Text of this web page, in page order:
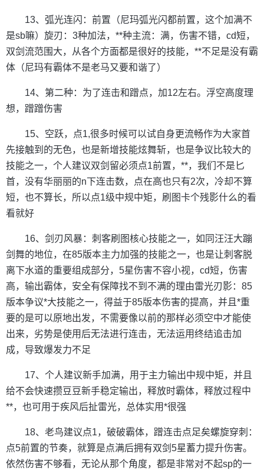
13、弧光连闪：前置（尼玛弧光闪都前置，这个加满不
是sb嘛）旋刃：3种加法，**种主流：满，伤害不错，cd短，
双剑流范围大，从各个方面都是很好的技能，**不足是没有霸
体（尼玛有霸体不是老马又要和谐了）
14、第二种：为了连击和蹭点，加12左右。浮空高度理
想，蹭蹭伤害
15、空跃，点1,很多时候可以试自身更流畅作为大家首
先接触到的无色，也是新增技能炫舞斩，也是争议比较大的
技能之一，个人建议双剑留必须点1前置，**，我们不是匕
首，没有华丽丽的n下连击数，点在高也只有2次，冷却不算
短，也不算长，所以点1级中规中矩，刷图卡个残影什么的看
看就好
16、剑刃风暴：刺客刷图核心技能之一，如同汪汪大蹦
剑舞的地位，在85版本主力加强的技能之一，也是让刺客脱
离下水道的重要组成部分，5星伤害不容小视，cd短，伤害
高，输出霸体，安全有保障找不到不满的理由雷光刃影：85
版本争议*大技能之一，得益于85版本伤害的提高，并且*重
要的是可以原地出发，不需要像以前的那样必须空中才能使
出来，劣势是使用后无法进行连击，无法运用终结追击加
成，导致爆发力不足
17、个人建议新手加满，用于主力输出中规中矩，并且
给不会快速攒豆豆新手稳定输出，释放时霸体，释放过程中
**，也可用于疾风后扯雷光，总体实用*很强
18、老鸟建议点1，破破霸体，蹭连击点足矣螺旋穿刺：
点5前置的节奏，就算是点满后拥有双剑5星蓄力提升伤害。
依然伤害不够看，无论从那个角度，都是非常对不起sp的一